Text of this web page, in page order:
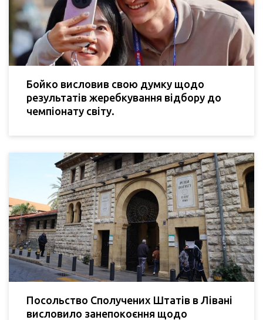
Бойко висловив свою думку щодо
результатів жеребкування відбору до
чемпіонату світу.
Посольство Сполучених Штатів в Лівані
висловило занепокоєння щодо